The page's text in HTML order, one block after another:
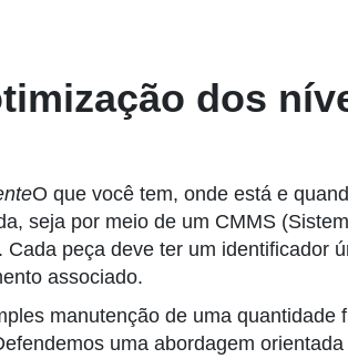
dos
O que você tem, onde está e
seja por meio de um CMMS
peça deve ter um identificador
associado.
manutenção de uma quantidade
uma abordagem